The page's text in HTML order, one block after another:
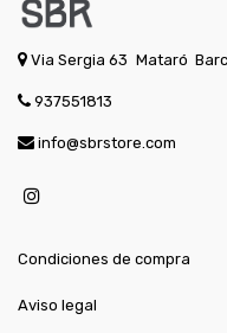
Via Sergia 63 Mataró
937551813
info@sbrstore.com
Condiciones de compra
Aviso legal